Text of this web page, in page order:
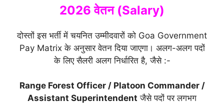
2026 वेतन (Salary)
दोस्तों इस भर्ती में चयनित उम्मीदवारों को Goa Government
Pay Matrix के अनुसार वेतन दिया जाएगा। अलग-अलग पदों
के लिए सैलरी अलग निर्धारित है, जैसे :-
Range Forest Officer / Platoon Commander /
Assistant Superintendent जैसे पदों पर लगभग